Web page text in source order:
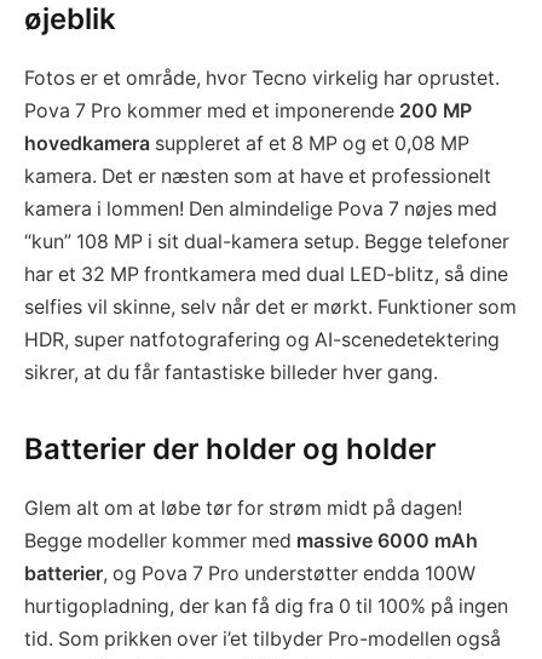
øjeblik
Fotos er et område, hvor Tecno virkelig har oprustet.
Pova 7 Pro kommer med et imponerende 200 MP
hovedkamera suppleret af et 8 MP og et 0,08 MP
kamera. Det er næsten som at have et professionelt
kamera i lommen! Den almindelige Pova 7 nøjes med
“kun” 108 MP i sit dual-kamera setup. Begge telefoner
har et 32 MP frontkamera med dual LED-blitz, så dine
selfies vil skinne, selv når det er mørkt. Funktioner som
HDR, super natfotografering og AI-scenedetektering
sikrer, at du får fantastiske billeder hver gang.
Batterier der holder og holder
Glem alt om at løbe tør for strøm midt på dagen!
Begge modeller kommer med massive 6000 mAh
batterier, og Pova 7 Pro understøtter endda 100W
hurtigopladning, der kan få dig fra 0 til 100% på ingen
tid. Som prikken over i’et tilbyder Pro-modellen også